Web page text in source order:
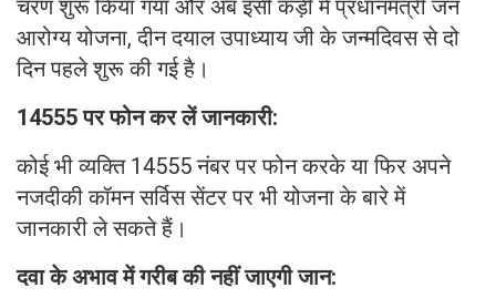
चरण शुरू किया गया और अब इसी कड़ी में प्रधानमंत्री जन
आरोग्य योजना, दीन दयाल उपाध्याय जी के जन्मदिवस से दो
दिन पहले शुरू की गई है।
14555 पर फोन कर लें जानकारी:
कोई भी व्यक्ति 14555 नंबर पर फोन करके या फिर अपने
नजदीकी कॉमन सर्विस सेंटर पर भी योजना के बारे में
जानकारी ले सकते हैं।
दवा के अभाव में गरीब की नहीं जाएगी जान: